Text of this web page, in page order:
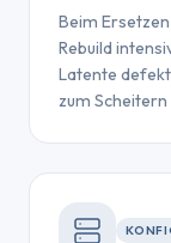
Beim
Rebuild
Latente
zum